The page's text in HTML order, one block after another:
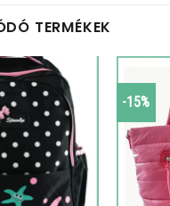
TERMÉKEK
-15%